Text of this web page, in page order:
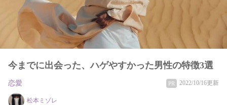
今までに出会った、ハゲやすかった男性の特徴3選
恋愛 PR 2022/10/16更新
松本ミゾレ